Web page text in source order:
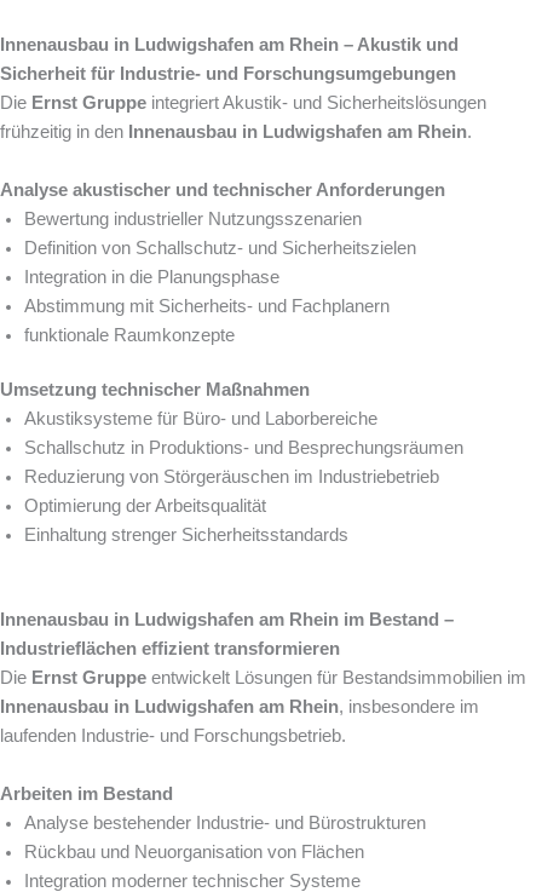
Innenausbau in Ludwigshafen am Rhein – Akustik und
Sicherheit für Industrie- und Forschungsumgebungen
Die Ernst Gruppe integriert Akustik- und Sicherheitslösungen
frühzeitig in den Innenausbau in Ludwigshafen am Rhein.
Analyse akustischer und technischer Anforderungen
Bewertung industrieller Nutzungsszenarien
Definition von Schallschutz- und Sicherheitszielen
Integration in die Planungsphase
Abstimmung mit Sicherheits- und Fachplanern
funktionale Raumkonzepte
Umsetzung technischer Maßnahmen
Akustiksysteme für Büro- und Laborbereiche
Schallschutz in Produktions- und Besprechungsräumen
Reduzierung von Störgeräuschen im Industriebetrieb
Optimierung der Arbeitsqualität
Einhaltung strenger Sicherheitsstandards
Innenausbau in Ludwigshafen am Rhein im Bestand –
Industrieflächen effizient transformieren
Die Ernst Gruppe entwickelt Lösungen für Bestandsimmobilien im
Innenausbau in Ludwigshafen am Rhein, insbesondere im
laufenden Industrie- und Forschungsbetrieb.
Arbeiten im Bestand
Analyse bestehender Industrie- und Bürostrukturen
Rückbau und Neuorganisation von Flächen
Integration moderner technischer Systeme